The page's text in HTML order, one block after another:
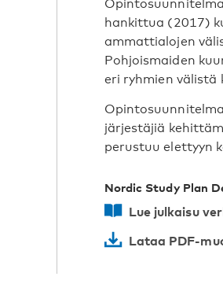
hankittua (2017)
ammattialojen
Pohjoismaiden
eri ryhmien välistä
järjestäjiä
perustuu elettyyn
Nordic Study Plan
Lue julkaisu
Lataa PDF-